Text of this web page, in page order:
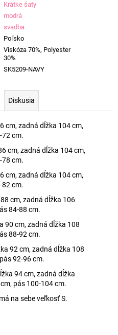
Krátke šaty
modrá
svadba
Poľsko
Viskóza 70%, Polyester
30%
SK5209-NAVY
Diskusia
cm, zadná dĺžka 104 cm,
72 cm.
cm, zadná dĺžka 104 cm,
78 cm.
cm, zadná dĺžka 104 cm,
82 cm.
cm, zadná dĺžka 106
84-88 cm.
90 cm, zadná dĺžka 108
88-92 cm.
92 cm, zadná dĺžka 108
92-96 cm.
94 cm, zadná dĺžka
pás 100-104 cm.
na sebe veľkosť S.